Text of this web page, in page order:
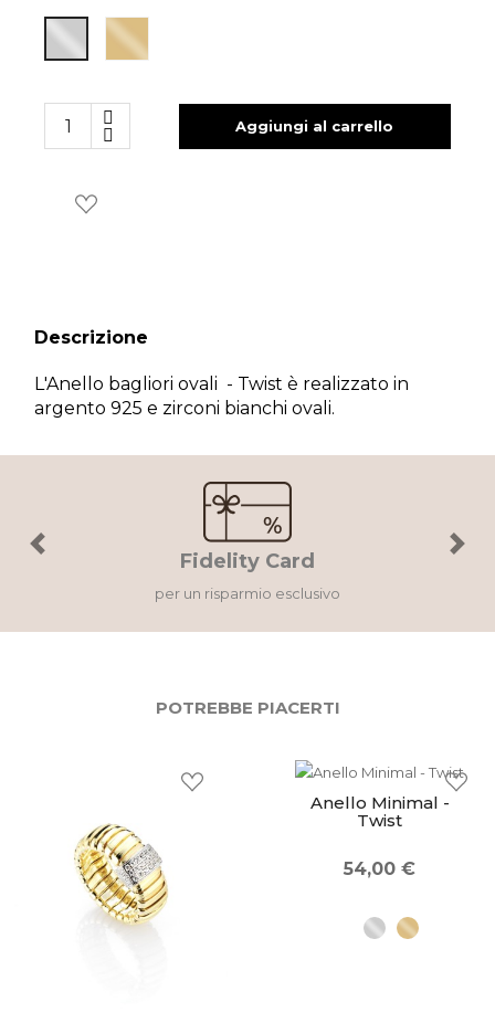
ARGENTO
BIANCOGIALLO
Aggiungi al carrello
Descrizione
L'Anello bagliori ovali - Twist è realizzato in
argento 925 e zirconi bianchi ovali.
Fidelity Card
per un risparmio esclusivo
Previous Next
POTREBBE PIACERTI
Anello Minimal -
Twist
54,00 €
Wishlist
Accedi al tuo account per creare la tua wishlist.